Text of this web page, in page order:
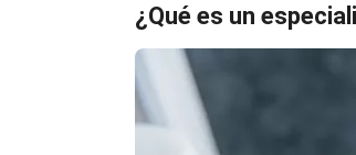
¿Qué es un